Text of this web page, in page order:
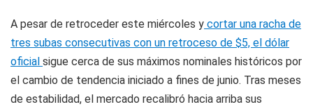
A pesar de retroceder este miércoles y cortar una racha de
tres subas consecutivas con un retroceso de $5, el dólar
oficial sigue cerca de sus máximos nominales históricos por
el cambio de tendencia iniciado a fines de junio. Tras meses
de estabilidad, el mercado recalibró hacia arriba sus